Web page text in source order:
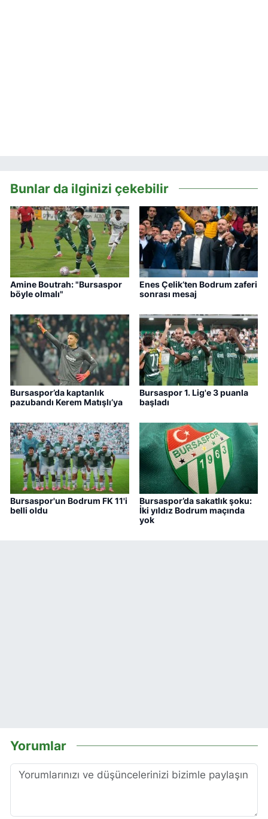
Bunlar da ilginizi çekebilir
Amine Boutrah: "Bursaspor
böyle olmalı"
Enes Çelik’ten Bodrum zaferi
sonrası mesaj
Bursaspor’da kaptanlık
pazubandı Kerem Matışlı’ya
Bursaspor 1. Lig'e 3 puanla
başladı
Bursaspor'un Bodrum FK 11'i
belli oldu
Bursaspor’da sakatlık şoku:
İki yıldız Bodrum maçında
yok
Yorumlar